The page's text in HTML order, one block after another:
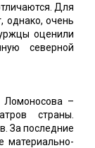
Для
однако, очень
оценили
северной
Ломоносова –
страны.
За последние
материально-